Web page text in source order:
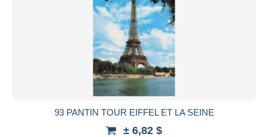
93 PANTIN TOUR EIFFEL ET LA SEINE
± 6,82 $